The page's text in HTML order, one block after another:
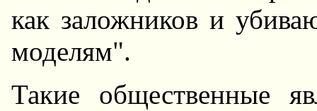
как заложников и
моделям".
Такие общественные